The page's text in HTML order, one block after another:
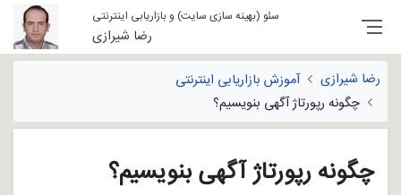
سئو (بهینه سازی سایت) و بازاریابی اینترنتی
رضا شیرازی
رضا شیرازی
آموزش بازاریابی اینترنتی
چگونه رپورتاژ آگهی بنویسیم؟
چگونه رپورتاژ آگهی بنویسیم؟